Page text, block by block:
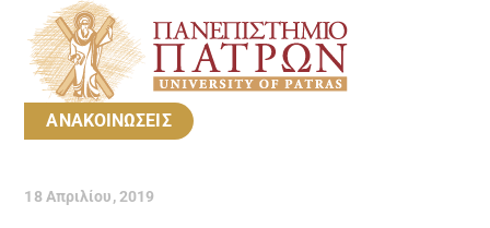
ΑΝΑΚΟΙΝΩΣΕΙΣ
18 Απριλίου, 2019